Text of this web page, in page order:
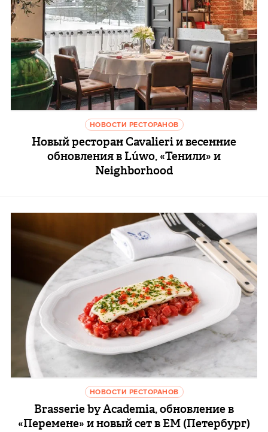
НОВОСТИ РЕСТОРАНОВ
Новый ресторан Cavalieri и весенние
обновления в Lúwo, «Тенили» и
Neighborhood
НОВОСТИ РЕСТОРАНОВ
Brasserie by Academia, обновление в
«Перемене» и новый сет в ЕМ (Петербург)